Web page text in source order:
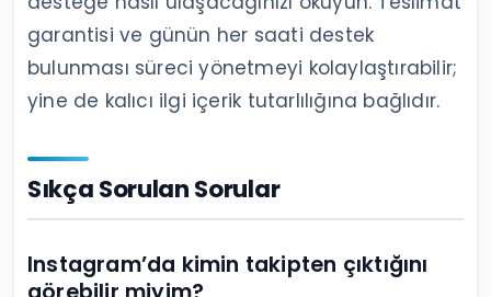
izlemenizi sağlar. Örneğin Etkisepeti
üzerinden kullanılan Instagram takipçi
desteğindeteslimat zamana yayılır; ancak
yorum, kaydetme ve profil ziyareti
çözülmelidir.
hedef kitle uyumu neden önemlidir?